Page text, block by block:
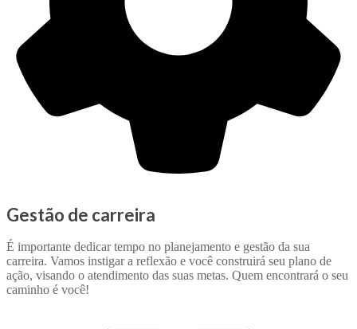
Gestão de carreira
É importante dedicar tempo no planejamento e gestão da sua
carreira. Vamos instigar a reflexão e você construirá seu plano de
ação, visando o atendimento das suas metas. Quem encontrará o seu
caminho é você!